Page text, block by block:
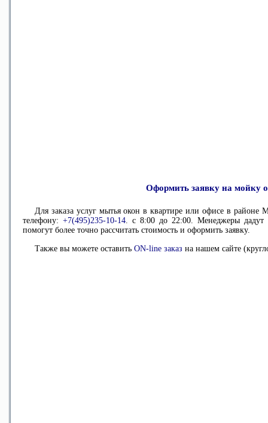
Оформить заявку на мойку
Для заказа услуг мытья окон в квартире или офисе в
телефону: +7(495)235-10-14. с 8:00 до 22:00. Менеджеры
помогут более точно рассчитать стоимость и оформить заявку.
Также вы можете оставить ON-line заказ на нашем сайте